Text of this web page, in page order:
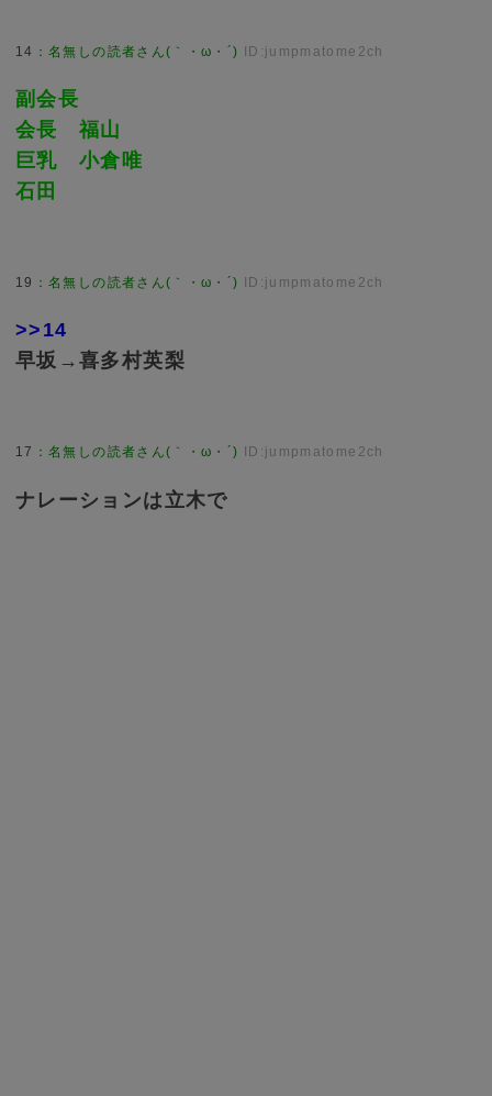
14 ：名無しの読者さん(｀・ω・´) ID:jumpmatome2ch
副会長
会長 福山
巨乳 小倉唯
石田
19 ：名無しの読者さん(｀・ω・´) ID:jumpmatome2ch
>>14
早坂→喜多村英梨
17 ：名無しの読者さん(｀・ω・´) ID:jumpmatome2ch
ナレーションは立木で